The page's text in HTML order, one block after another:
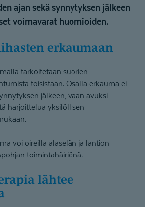
ajan sekä synnytyksen jälkeen
voimavarat huomioiden.
erkaumaan
tarkoitetaan suorien
toisistaan. Osalla erkauma ei
jälkeen, vaan avuksi
harjoittelua yksilöllisen
voi oireilla alaselän ja lantion
toimintahäiriönä.